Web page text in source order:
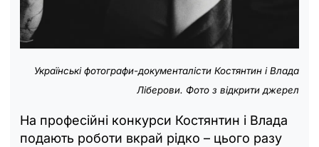
Українські фотографи-документалісти Костянтин і Влада
Ліберови. Фото з відкрити джерел
На професійні конкурси Костянтин і Влада
подають роботи вкрай рідко – цього разу